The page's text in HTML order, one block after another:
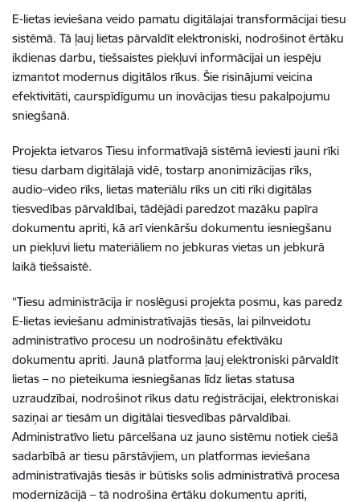
E-lietas ieviešana veido pamatu digitālajai transformācijai tiesu
sistēmā. Tā ļauj lietas pārvaldīt elektroniski, nodrošinot ērtāku
ikdienas darbu, tiešsaistes piekļuvi informācijai un iespēju
izmantot modernus digitālos rīkus. Šie risinājumi veicina
efektivitāti, caurspīdīgumu un inovācijas tiesu pakalpojumu
sniegšanā.
Projekta ietvaros Tiesu informatīvajā sistēmā ieviesti jauni rīki
tiesu darbam digitālajā vidē, tostarp anonimizācijas rīks,
audio–video rīks, lietas materiālu rīks un citi rīki digitālas
tiesvedības pārvaldībai, tādējādi paredzot mazāku papīra
dokumentu apriti, kā arī vienkāršu dokumentu iesniegšanu
un piekļuvi lietu materiāliem no jebkuras vietas un jebkurā
laikā tiešsaistē.
“Tiesu administrācija ir noslēgusi projekta posmu, kas paredz
E-lietas ieviešanu administratīvajās tiesās, lai pilnveidotu
administratīvo procesu un nodrošinātu efektīvāku
dokumentu apriti. Jaunā platforma ļauj elektroniski pārvaldīt
lietas – no pieteikuma iesniegšanas līdz lietas statusa
uzraudzībai, nodrošinot rīkus datu reģistrācijai, elektroniskai
saziņai ar tiesām un digitālai tiesvedības pārvaldībai.
Administratīvo lietu pārcelšana uz jauno sistēmu notiek ciešā
sadarbībā ar tiesu pārstāvjiem, un platformas ieviešana
administratīvajās tiesās ir būtisks solis administratīvā procesa
modernizācijā – tā nodrošina ērtāku dokumentu apriti,